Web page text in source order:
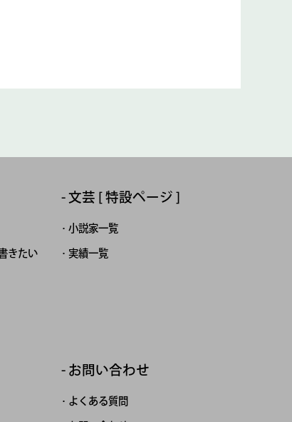
きたい
文芸 [ 特設ページ ]
小説家一覧
実績一覧
お問い合わせ
よくある質問